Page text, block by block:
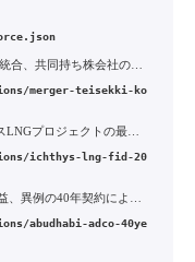
2006年 国際石油開発と帝国石油の経営統合、共同持ち株会社の設立
merger-teisekki-ko
2012年 総事業費340億米ドル、イクシスLNGプロジェクトの最終投資決定
ichthys-lng-fid-20
abudhabi-adco-40ye